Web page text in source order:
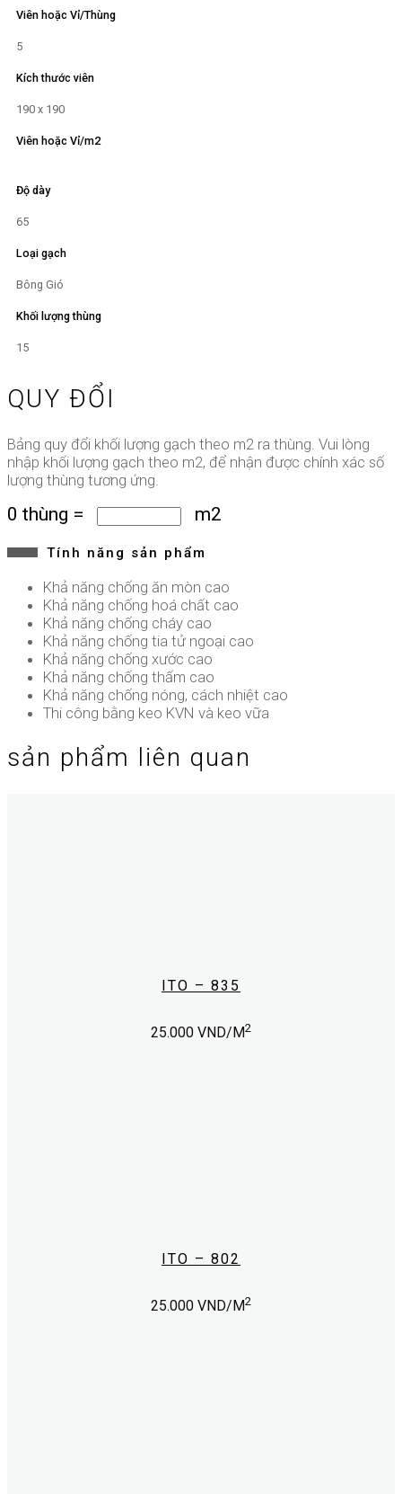
Viên hoặc Vỉ/Thùng
5
Kích thước viên
190 x 190
Viên hoặc Vỉ/m2
Độ dày
65
Loại gạch
Bông Gió
Khối lượng thùng
15
QUY ĐỔI
Bảng quy đổi khối lượng gạch theo m2 ra thùng. Vui lòng
nhập khối lượng gạch theo m2, để nhận được chính xác số
lượng thùng tương ứng.
0 thùng = m2
Tính năng sản phẩm
Khả năng chống ăn mòn cao
Khả năng chống hoá chất cao
Khả năng chống cháy cao
Khả năng chống tia tử ngoại cao
Khả năng chống xước cao
Khả năng chống thấm cao
Khả năng chống nóng, cách nhiệt cao
Thi công bằng keo KVN và keo vữa
sản phẩm liên quan
ITO – 835
25.000 VND/M2
ITO – 802
25.000 VND/M2